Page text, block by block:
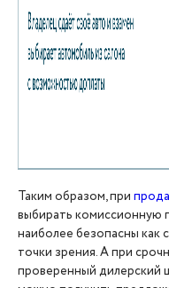
Таким образом, при
выбирать комиссионную
наиболее безопасны как
точки зрения. А при
проверенный дилерский